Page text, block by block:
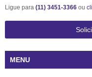
Ligue para (11) 3451-3366 ou
MENU